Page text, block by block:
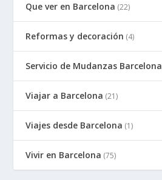
Que ver en Barcelona (22)
Reformas y decoración (4)
Servicio de Mudanzas Barcelona
Viajar a Barcelona (21)
Viajes desde Barcelona (1)
Vivir en Barcelona (75)